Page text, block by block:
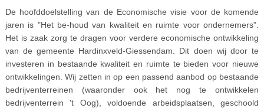
De hoofddoelstelling van de Economische visie voor de komende
jaren is "Het be-houd van kwaliteit en ruimte voor ondernemers".
Het is zaak zorg te dragen voor verdere economische ontwikkeling
van de gemeente Hardinxveld-Giessendam. Dit doen wij door te
investeren in bestaande kwaliteit en ruimte te bieden voor nieuwe
ontwikkelingen. Wij zetten in op een passend aanbod op bestaande
bedrijventerreinen (waaronder ook het nog te ontwikkelen
bedrijventerrein 't Oog), voldoende arbeidsplaatsen, geschoold